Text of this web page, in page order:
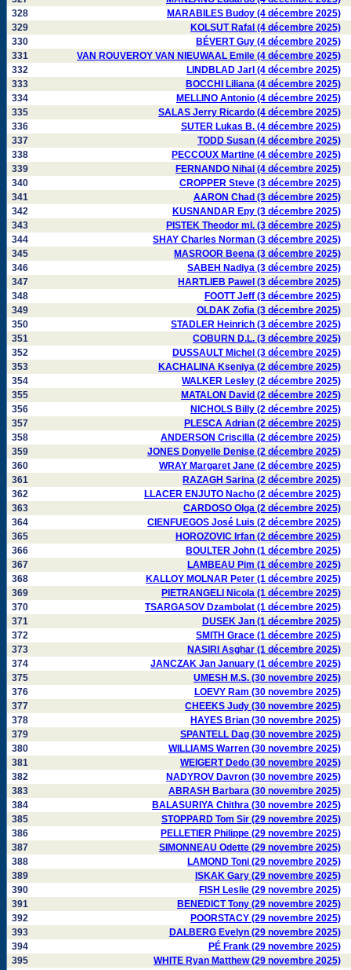
328
MARABILES Budoy (4 décembre 2025)
329
KOLSUT Rafal (4 décembre 2025)
330
BÉVERT Guy (4 décembre 2025)
331
VAN ROUVEROY VAN NIEUWAAL Emile (4 décembre 2025)
332
LINDBLAD Jarl (4 décembre 2025)
333
BOCCHI Liliana (4 décembre 2025)
334
MELLINO Antonio (4 décembre 2025)
335
SALAS Jerry Ricardo (4 décembre 2025)
336
SUTER Lukas B. (4 décembre 2025)
337
TODD Susan (4 décembre 2025)
338
PECCOUX Martine (4 décembre 2025)
339
FERNANDO Nihal (4 décembre 2025)
340
CROPPER Steve (3 décembre 2025)
341
AARON Chad (3 décembre 2025)
342
KUSNANDAR Epy (3 décembre 2025)
343
PISTEK Theodor ml. (3 décembre 2025)
344
SHAY Charles Norman (3 décembre 2025)
345
MASROOR Beena (3 décembre 2025)
346
SABEH Nadiya (3 décembre 2025)
347
HARTLIEB Pawel (3 décembre 2025)
348
FOOTT Jeff (3 décembre 2025)
349
OLDAK Zofia (3 décembre 2025)
350
STADLER Heinrich (3 décembre 2025)
351
COBURN D.L. (3 décembre 2025)
352
DUSSAULT Michel (3 décembre 2025)
353
KACHALINA Kseniya (2 décembre 2025)
354
WALKER Lesley (2 décembre 2025)
355
MATALON David (2 décembre 2025)
356
NICHOLS Billy (2 décembre 2025)
357
PLESCA Adrian (2 décembre 2025)
358
ANDERSON Criscilla (2 décembre 2025)
359
JONES Donyelle Denise (2 décembre 2025)
360
WRAY Margaret Jane (2 décembre 2025)
361
RAZAGH Sarina (2 décembre 2025)
362
LLACER ENJUTO Nacho (2 décembre 2025)
363
CARDOSO Olga (2 décembre 2025)
364
CIENFUEGOS José Luis (2 décembre 2025)
365
HOROZOVIC Irfan (2 décembre 2025)
366
BOULTER John (1 décembre 2025)
367
LAMBEAU Pim (1 décembre 2025)
368
KALLOY MOLNAR Peter (1 décembre 2025)
369
PIETRANGELI Nicola (1 décembre 2025)
370
TSARGASOV Dzambolat (1 décembre 2025)
371
DUSEK Jan (1 décembre 2025)
372
SMITH Grace (1 décembre 2025)
373
NASIRI Asghar (1 décembre 2025)
374
JANCZAK Jan January (1 décembre 2025)
375
UMESH M.S. (30 novembre 2025)
376
LOEVY Ram (30 novembre 2025)
377
CHEEKS Judy (30 novembre 2025)
378
HAYES Brian (30 novembre 2025)
379
SPANTELL Dag (30 novembre 2025)
380
WILLIAMS Warren (30 novembre 2025)
381
WEIGERT Dedo (30 novembre 2025)
382
NADYROV Davron (30 novembre 2025)
383
ABRASH Barbara (30 novembre 2025)
384
BALASURIYA Chithra (30 novembre 2025)
385
STOPPARD Tom Sir (29 novembre 2025)
386
PELLETIER Philippe (29 novembre 2025)
387
SIMONNEAU Odette (29 novembre 2025)
388
LAMOND Toni (29 novembre 2025)
389
ISKAK Gary (29 novembre 2025)
390
FISH Leslie (29 novembre 2025)
391
BENEDICT Tony (29 novembre 2025)
392
POORSTACY (29 novembre 2025)
393
DALBERG Evelyn (29 novembre 2025)
394
PÉ Frank (29 novembre 2025)
395
WHITE Ryan Matthew (29 novembre 2025)